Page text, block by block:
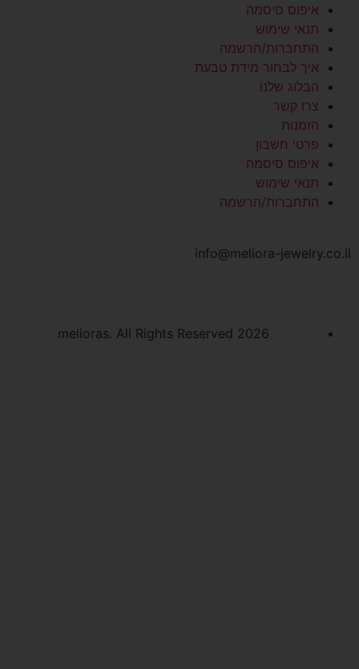
איפוס סיסמה
תנאי שימוש
התחברות/הרשמה
איך לבחור מידת טבעת
הבלוג שלנו
צרו קשר
הזמנות
פרטי חשבון
איפוס סיסמה
תנאי שימוש
התחברות/הרשמה
info@meliora-jewelry.co.il
2026 melioras. All Rights Reserved